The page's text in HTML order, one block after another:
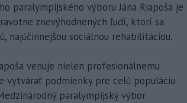
paralympijského výboru Jána Riapoša je
znevýhodnených ľudí, ktorí sa
sociálnou rehabilitáciou.
venuje nielen profesionálnemu
vytvárať podmienky pre celú populáciu
paralympijský výbor